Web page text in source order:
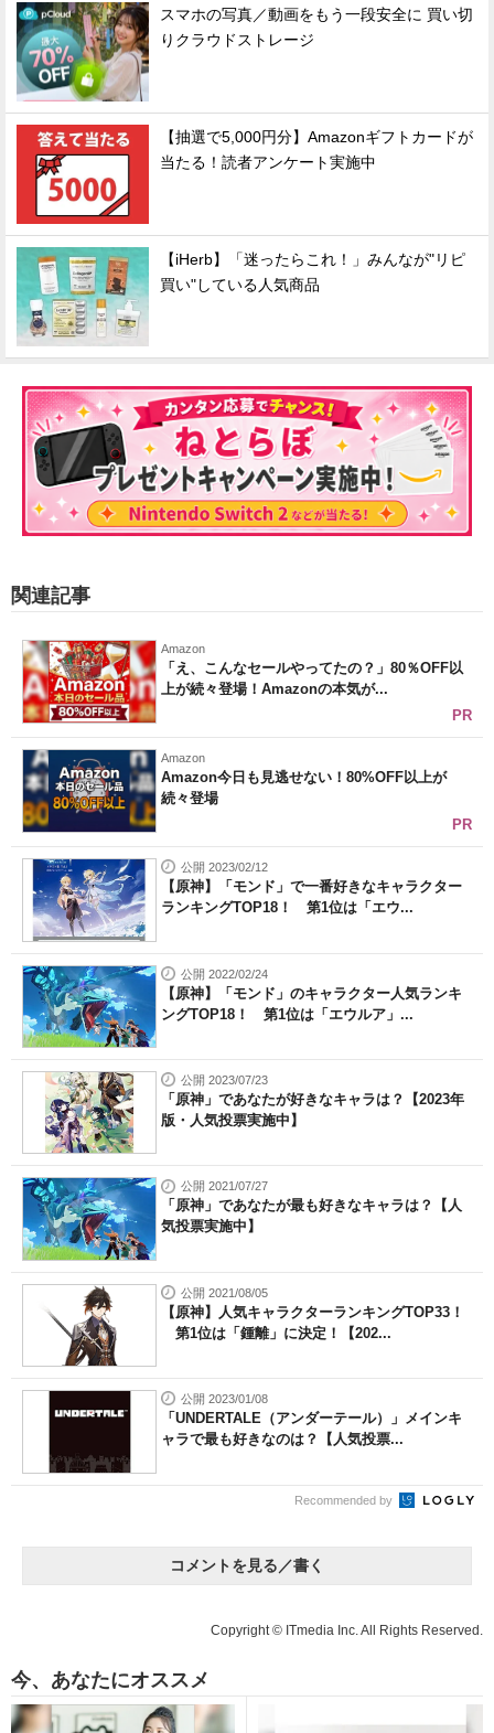
スマホの写真／動画をもう一段安全に 買い切
りクラウドストレージ
【抽選で5,000円分】Amazonギフトカードが
当たる！読者アンケート実施中
【iHerb】「迷ったらこれ！」みんなが"リピ
買い"している人気商品
関連記事
Amazon
「え、こんなセールやってたの？」80％OFF以
上が続々登場！Amazonの本気が...
PR
Amazon
Amazon今日も見逃せない！80%OFF以上が
続々登場
PR
公開 2023/02/12
【原神】「モンド」で一番好きなキャラクター
ランキングTOP18！ 第1位は「エウ...
公開 2022/02/24
【原神】「モンド」のキャラクター人気ランキ
ングTOP18！ 第1位は「エウルア」...
公開 2023/07/23
「原神」であなたが好きなキャラは？【2023年
版・人気投票実施中】
公開 2021/07/27
「原神」であなたが最も好きなキャラは？【人
気投票実施中】
公開 2021/08/05
【原神】人気キャラクターランキングTOP33！
第1位は「鍾離」に決定！【202...
公開 2023/01/08
「UNDERTALE（アンダーテール）」メインキ
ャラで最も好きなのは？【人気投票...
Recommended by
コメントを見る／書く
Copyright © ITmedia Inc. All Rights Reserved.
今、あなたにオススメ